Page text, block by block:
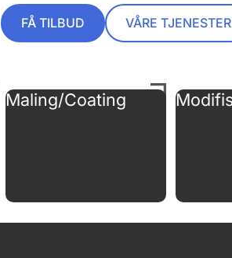
FÅ TILBUD VÅRE TJENESTER
Maling/Coating